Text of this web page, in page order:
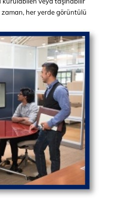
her yerde görüntülü